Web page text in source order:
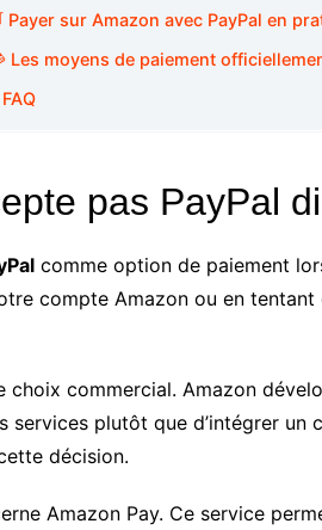
Payer sur Amazon avec PayPal en
Les moyens de paiement
FAQ
pas PayPal
comme option de paiement
compte Amazon ou en
choix commercial. Amazon
services plutôt que d’intégrer
décision.
Amazon Pay. Ce service